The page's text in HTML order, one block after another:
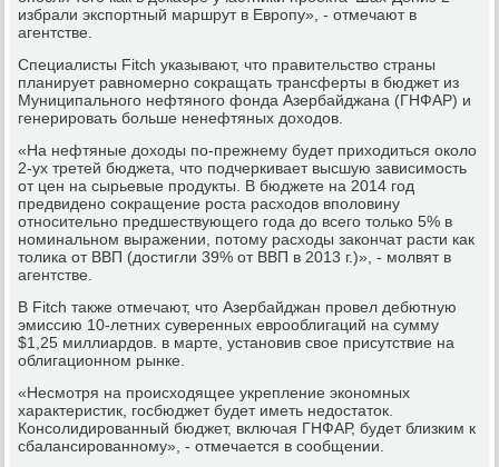
избрали экспортный маршрут в Европу», - отмечают в
агентстве.
Специалисты Fitch указывают, что правительство страны
планирует равномерно сокращать трансферты в бюджет из
Муниципального нефтяного фонда Азербайджана (ГНФАР) и
генерировать больше ненефтяных доходов.
«На нефтяные доходы по-прежнему будет приходиться около
2-ух третей бюджета, что подчеркивает высшую зависимость
от цен на сырьевые продукты. В бюджете на 2014 год
предвидено сокращение роста расходов вполовину
относительно предшествующего года до всего только 5% в
номинальном выражении, потому расходы закончат расти как
толика от ВВП (достигли 39% от ВВП в 2013 г.)», - молвят в
агентстве.
В Fitch также отмечают, что Азербайджан провел дебютную
эмиссию 10-летних суверенных еврооблигаций на сумму
$1,25 миллиардов. в марте, установив свое присутствие на
облигационном рынке.
«Несмотря на происходящее укрепление экономных
характеристик, госбюджет будет иметь недостаток.
Консолидированный бюджет, включая ГНФАР, будет близким к
сбалансированному», - отмечается в сообщении.